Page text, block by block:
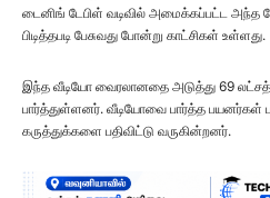
டைனிங் டேபிள் வடிவில் அமைக்கப்பட்ட அந்த
பிடித்தபடி பேசுவது போன்று காட்சிகள் உள்ளது.
இந்த வீடியோ வைரலானதை அடுத்து 69
பார்த்துள்ளனர். வீடியோவை பார்த்த பயனர்கள்
கருத்துக்களை பதிவிட்டு வருகின்றனர்.